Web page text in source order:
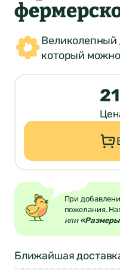
Великолепный
который
При
пожелания.
или
Ближайшая